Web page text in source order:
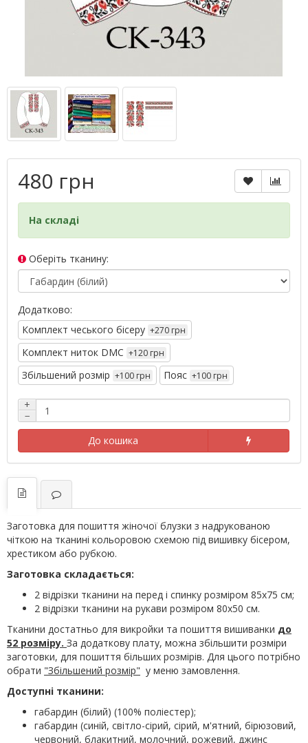
480 грн
На складі
Оберіть тканину:
Додатково:
Комплект чеського бісеру +270 грн
Комплект ниток DMC +120 грн
Збільшений розмір +100 грн Пояс +100 грн
+
−
До кошика
Заготовка для пошиття жіночої блузки з надрукованою
чіткою на тканині кольоровою схемою під вишивку бісером,
хрестиком або рубкою.
Заготовка складається:
2 відрізки тканини на перед і спинку розміром 85х75 см;
2 відрізки тканини на рукави розміром 80х50 см.
Тканини достатньо для викройки та пошиття вишиванки до
52 розміру. За додаткову плату, можна збільшити розміри
заготовки, для пошиття більших розмірів. Для цього потрібно
обрати "Збільшений розмір" у меню замовлення.
Доступні тканини:
габардин (білий) (100% поліестер);
габардин (синій, світло-сірий, сірий, м'ятний, бірюзовий,
червоний, блакитний, молочний, рожевий, джинс